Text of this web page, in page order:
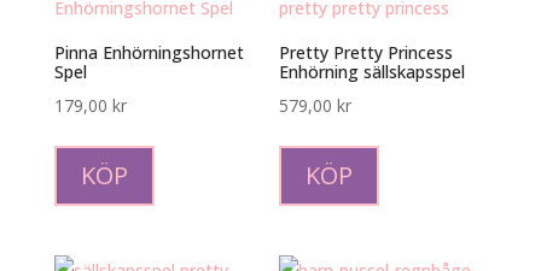
Pinna Enhörningshornet
Spel
179,00 kr
KÖP
Pretty Pretty Princess
Enhörning sällskapsspel
579,00kr
KÖP